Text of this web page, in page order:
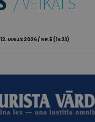
12. MAIJS 2026 / NR.5 (1423)